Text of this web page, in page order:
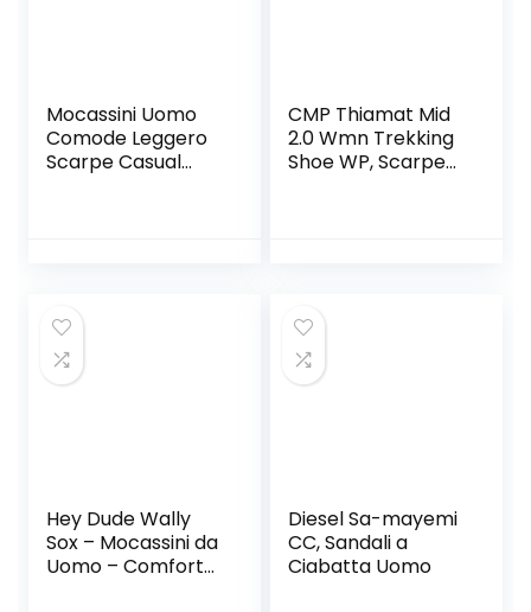
Mocassini Uomo
Comode Leggero
Scarpe Casual
CMP Thiamat Mid
2.0 Wmn Trekking
Shoe WP, Scarpe
Hey Dude Wally
Sox – Mocassini da
Uomo – Comfort
Diesel Sa-mayemi
CC, Sandali a
Ciabatta Uomo